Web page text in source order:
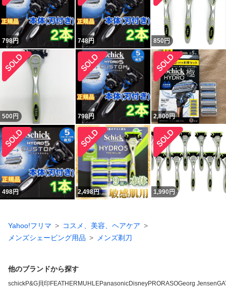
798円 748円 850 円
500円 798円 2,800円
498円 2,498円 1,990 円
Yahoo!フリマ
コスメ、美容、ヘアケア
メンズシェービング用品
メンズ剃刀
他のブランドから探す
schickP&G貝印 FEATHER MUHLEPanasonicDisneyPRORASOGeorg Jensen